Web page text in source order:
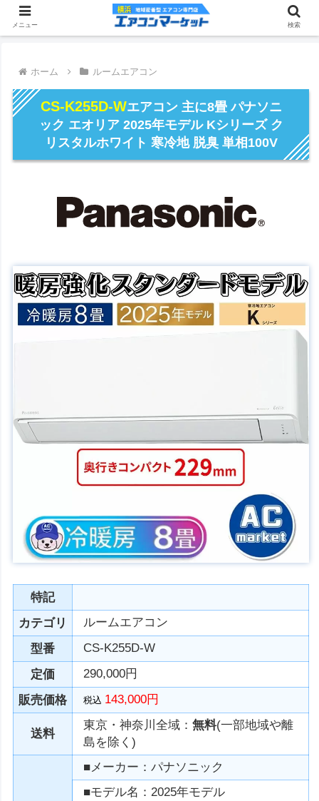
ホーム ルームエアコン
CS-K255D-Wエアコン 主に8畳 パナソニ
ック エオリア 2025年モデル Kシリーズ ク
リスタルホワイト 寒冷地 脱臭 単相100V
特記
カテゴリ
ルームエアコン
型番
CS-K255D-W
定価
290,000円
販売価格
税込 143,000円
送料
東京・神奈川全域：無料(一部地域や離
島を除く)
■メーカー：パナソニック
■モデル名：2025年モデル
メニュー 検索